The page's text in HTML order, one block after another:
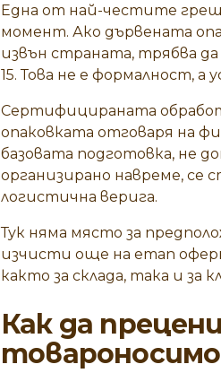
Една от най-честите
момент. Ако дървената
извън страната, трябва
15. Това не е формалност, а
Сертифицираната
опаковката отговаря на
базовата подготовка, не
организирано навреме, се
логистична верига.
Тук няма място за
изчисти още на етап
както за склада, така и за
Как да